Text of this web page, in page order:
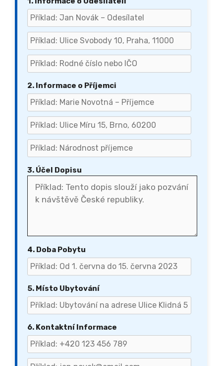
2. Informace o Příjemci
3. Účel Dopisu
4. Doba Pobytu
5. Místo Ubytování
6. Kontaktní Informace